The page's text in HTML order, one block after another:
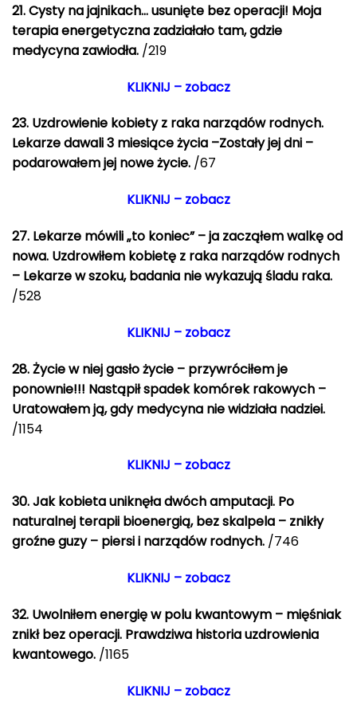
21.Cysty na jajnikach… usunięte bez operacji! Moja
terapia energetyczna zadziałało tam, gdzie
medycyna zawiodła. /219
KLIKNIJ – zobacz
23. Uzdrowienie kobiety z raka narządów rodnych.
Lekarze dawali 3 miesiące życia –Zostały jej dni –
podarowałem jej nowe życie. /67
KLIKNIJ – zobacz
27. Lekarze mówili „to koniec” – ja zacząłem walkę od
nowa. Uzdrowiłem kobietę z raka narządów rodnych
– Lekarze w szoku, badania nie wykazują śladu raka.
/528
KLIKNIJ – zobacz
28. Życie w niej gasło życie – przywróciłem je
ponownie!!! Nastąpił spadek komórek rakowych –
Uratowałem ją, gdy medycyna nie widziała nadziei.
/1154
KLIKNIJ – zobacz
30. Jak kobieta uniknęła dwóch amputacji. Po
naturalnej terapii bioenergią, bez skalpela – znikły
groźne guzy – piersi i narządów rodnych. /746
KLIKNIJ – zobacz
32. Uwolniłem energię w polu kwantowym – mięśniak
znikł bez operacji. Prawdziwa historia uzdrowienia
kwantowego. /1165
KLIKNIJ – zobacz